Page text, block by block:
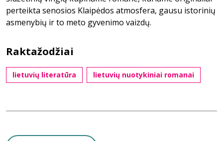
perteikta senosios Klaipėdos atmosfera, gausu istorinių
asmenybių ir to meto gyvenimo vaizdų.
Raktažodžiai
lietuvių literatūra lietuvių nuotykiniai romanai